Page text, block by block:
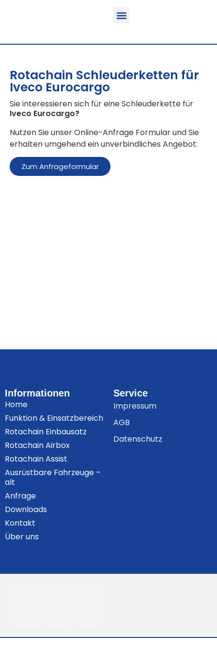
Rotachain Schleuderketten für
Iveco Eurocargo
Sie interessieren sich für eine Schleuderkette für
Iveco Eurocargo?
Nutzen Sie unser Online-Anfrage Formular und Sie
erhalten umgehend ein unverbindliches Angebot:
Zum Anfrageformular
Informationen
Home
Funktion & Einsatzbereich
Rotachain Einbausatz
Rotachain Airbox
Rotachain Assist
Ausrüstbare Fahrzeuge –
alt
Anfrage
Downloads
Kontakt
Über uns
Service
Impressum
AGB
Datenschutz